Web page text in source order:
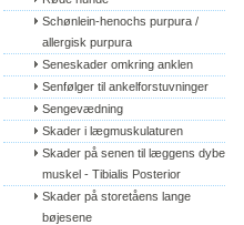
Schønlein-henochs purpura /
allergisk purpura
Seneskader omkring anklen
Senfølger til ankelforstuvninger
Sengevædning
Skader i lægmuskulaturen
Skader på senen til læggens dybe
muskel - Tibialis Posterior
Skader på storetåens lange
bøjesene